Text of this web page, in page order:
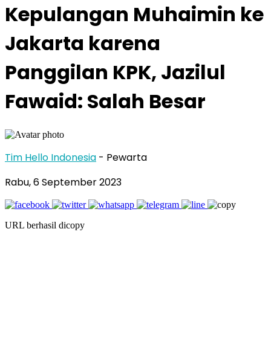
Kepulangan Muhaimin ke
Jakarta karena
Panggilan KPK, Jazilul
Fawaid: Salah Besar
Tim Hello Indonesia - Pewarta
Rabu, 6 September 2023
URL berhasil dicopy